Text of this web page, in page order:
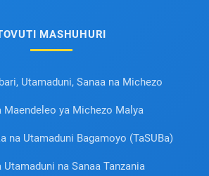
MASHUHURI
Utamaduni, Sanaa na Michezo
Maendeleo ya Michezo Malya
na Utamaduni Bagamoyo (TaSUBa)
Utamaduni na Sanaa Tanzania